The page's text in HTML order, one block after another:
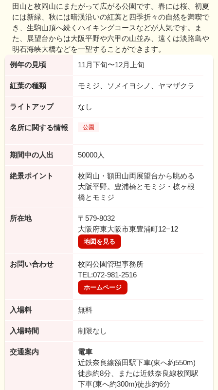
田山と枚岡山にまたがって広がる公園です。春には桜、初夏
には新緑、秋には暗渓沿いの紅葉と四季折々の自然を満喫で
き、生駒山頂へ続くハイキングコースなどが人気です。ま
た、展望台からは大阪平野や六甲の山並み、遠くは淡路島や
明石海峡大橋などを一望することができます。
例年の見頃
11月下旬〜12月上旬
紅葉の種類 モミジ、ソメイヨシノ、ヤマザクラ
ライトアップ なし
名所に関する情報 公園
期間中の人出 50000人
絶景ポイント
枚岡山・額田山両展望台から眺める
大阪平野。豊浦橋とモミジ・椋ヶ根
橋とモミジ
所在地
〒579-8032
大阪府東大阪市東豊浦町12−12
地図を見る
お問い合わせ
枚岡公園管理事務所
TEL:072-981-2516
ホームページ
入場料 無料
入場時間 制限なし
交通案内
電車
近鉄奈良線額田駅下車(東へ約550m)
徒歩約8分、または近鉄奈良線枚岡駅
下車(東へ約300m)徒歩約6分